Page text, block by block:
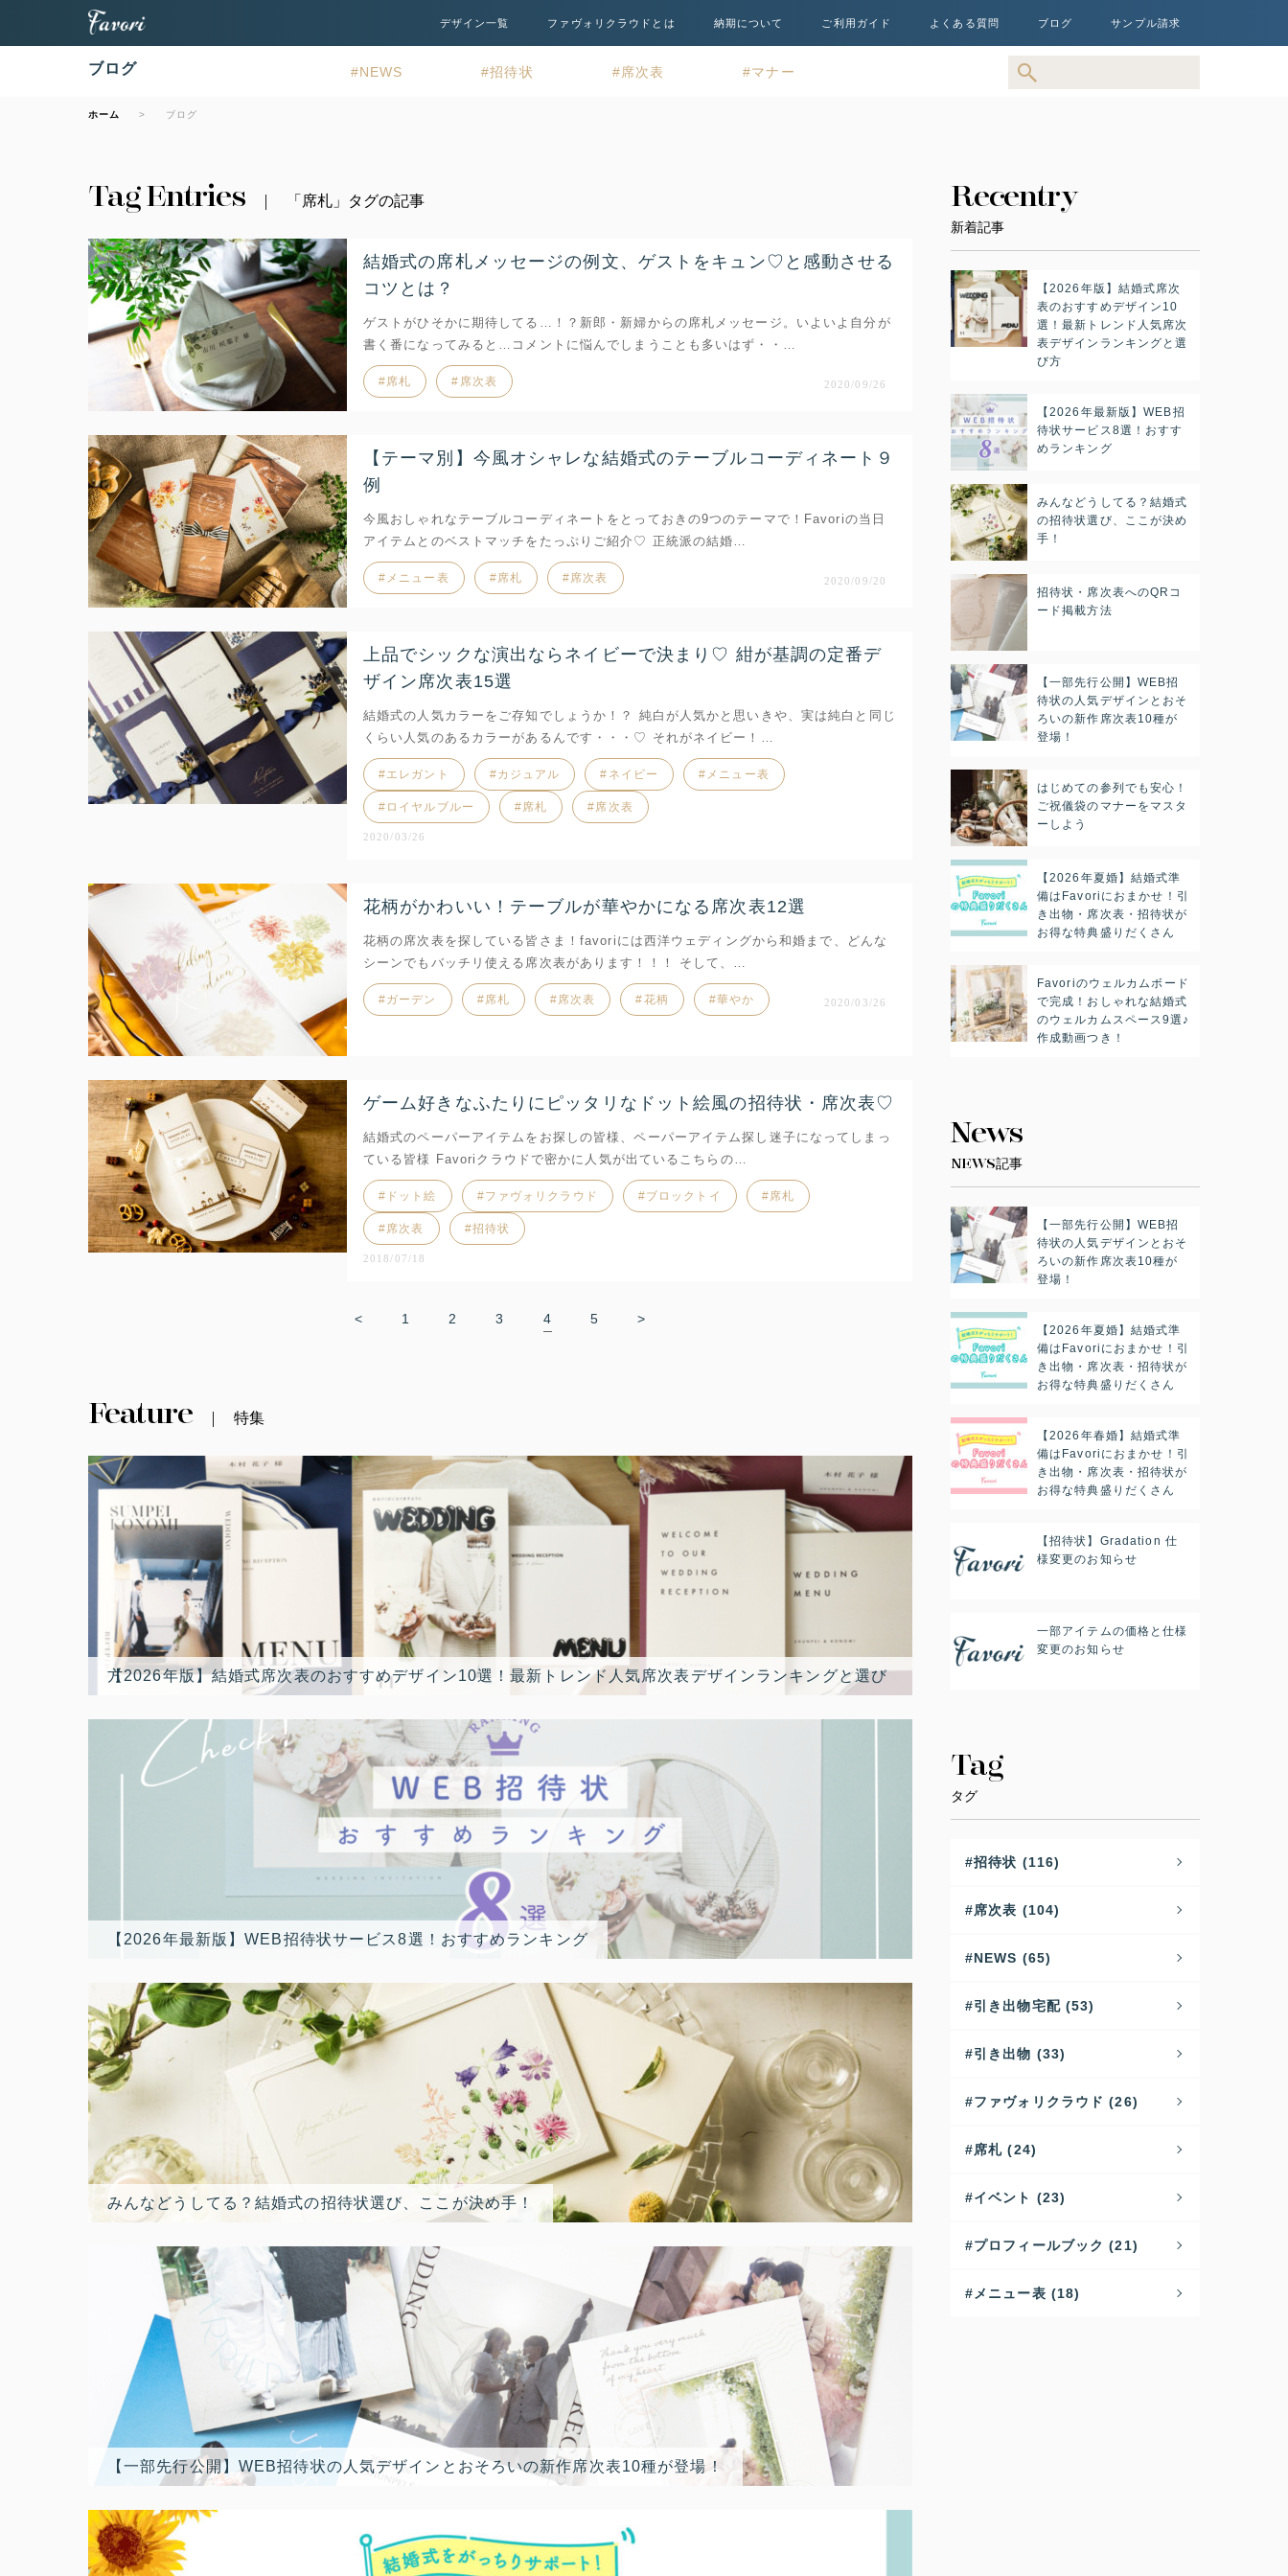
デザイン一覧 ファヴォリクラウドとは 納期について ご利用ガイド よくある質問 ブログ サンプル請求
ブログ NEWS 招待状 席次表 マナー
ホーム ブログ
Tag Entries 「席札」タグの記事
結婚式の席札メッセージの例文、ゲストをキュン♡と感動させる
コツとは？
ゲストがひそかに期待してる…！？新郎・新婦からの席札メッセージ。いよいよ自分が
書く番になってみると…コメントに悩んでしまうことも多いはず・・…
席札 席次表 2020/09/26
【テーマ別】今風オシャレな結婚式のテーブルコーディネート９
例
今風おしゃれなテーブルコーディネートをとっておきの9つのテーマで！Favoriの当日
アイテムとのベストマッチをたっぷりご紹介♡ 正統派の結婚…
メニュー表 席札 席次表 2020/09/20
上品でシックな演出ならネイビーで決まり♡ 紺が基調の定番デ
ザイン席次表15選
結婚式の人気カラーをご存知でしょうか！？ 純白が人気かと思いきや、実は純白と同じ
くらい人気のあるカラーがあるんです・・・♡ それがネイビー！…
エレガント カジュアル ネイビー メニュー表
ロイヤルブルー 席札 席次表
2020/03/26
花柄がかわいい！テーブルが華やかになる席次表12選
花柄の席次表を探している皆さま！favoriには西洋ウェディングから和婚まで、どんな
シーンでもバッチリ使える席次表があります！！！ そして、…
ガーデン 席札 席次表 花柄 華やか 2020/03/26
ゲーム好きなふたりにピッタリなドット絵風の招待状・席次表♡
結婚式のペーパーアイテムをお探しの皆様、ペーパーアイテム探し迷子になってしまっ
ている皆様 Favoriクラウドで密かに人気が出ているこちらの…
ドット絵 ファヴォリクラウド ブロックトイ 席札
席次表 招待状
2018/07/18
< 1 2 3 4 5 >
Feature 特集
【2026年版】結婚式席次表のおすすめデザイン10選！最新トレンド人気席次表デザインランキングと選び方
【2026年最新版】WEB招待状サービス8選！おすすめランキング
みんなどうしてる？結婚式の招待状選び、ここが決め手！
【一部先行公開】WEB招待状の人気デザインとおそろいの新作席次表10種が登場！
Recentry
新着記事
【2026年版】結婚式席次
表のおすすめデザイン10
選！最新トレンド人気席次
表デザインランキングと選
び方
【2026年最新版】WEB招
待状サービス8選！おすす
めランキング
みんなどうしてる？結婚式
の招待状選び、ここが決め
手！
招待状・席次表へのQRコ
ード掲載方法
【一部先行公開】WEB招
待状の人気デザインとおそ
ろいの新作席次表10種が
登場！
はじめての参列でも安心！
ご祝儀袋のマナーをマスタ
ーしよう
【2026年夏婚】結婚式準
備はFavoriにおまかせ！引
き出物・席次表・招待状が
お得な特典盛りだくさん
Favoriのウェルカムボード
で完成！おしゃれな結婚式
のウェルカムスペース9選♪
作成動画つき！
News
NEWS記事
【一部先行公開】WEB招
待状の人気デザインとおそ
ろいの新作席次表10種が
登場！
【2026年夏婚】結婚式準
備はFavoriにおまかせ！引
き出物・席次表・招待状が
お得な特典盛りだくさん
【2026年春婚】結婚式準
備はFavoriにおまかせ！引
き出物・席次表・招待状が
お得な特典盛りだくさん
【招待状】Gradation 仕
様変更のお知らせ
一部アイテムの価格と仕様
変更のお知らせ
Tag
タグ
招待状 (116)
席次表 (104)
NEWS (65)
引き出物宅配 (53)
引き出物 (33)
ファヴォリクラウド (26)
席札 (24)
イベント (23)
プロフィールブック (21)
メニュー表 (18)